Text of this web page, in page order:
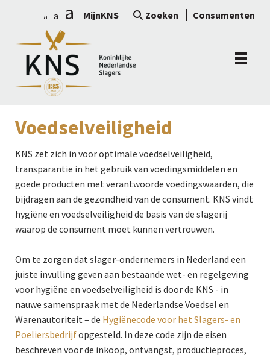
a a a MijnKNS Zoeken Consumenten
Voedselveiligheid
KNS zet zich in voor optimale voedselveiligheid,
transparantie in het gebruik van voedingsmiddelen en
goede producten met verantwoorde voedingswaarden, die
bijdragen aan de gezondheid van de consument. KNS vindt
hygiëne en voedselveiligheid de basis van de slagerij
waarop de consument moet kunnen vertrouwen.
Om te zorgen dat slager-ondernemers in Nederland een
juiste invulling geven aan bestaande wet- en regelgeving
voor hygiëne en voedselveiligheid is door de KNS - in
nauwe samenspraak met de Nederlandse Voedsel en
Warenautoriteit – de Hygiënecode voor het Slagers- en
Poeliersbedrijfopgesteld. In deze code zijn de eisen
beschreven voor de inkoop, ontvangst, productieproces,